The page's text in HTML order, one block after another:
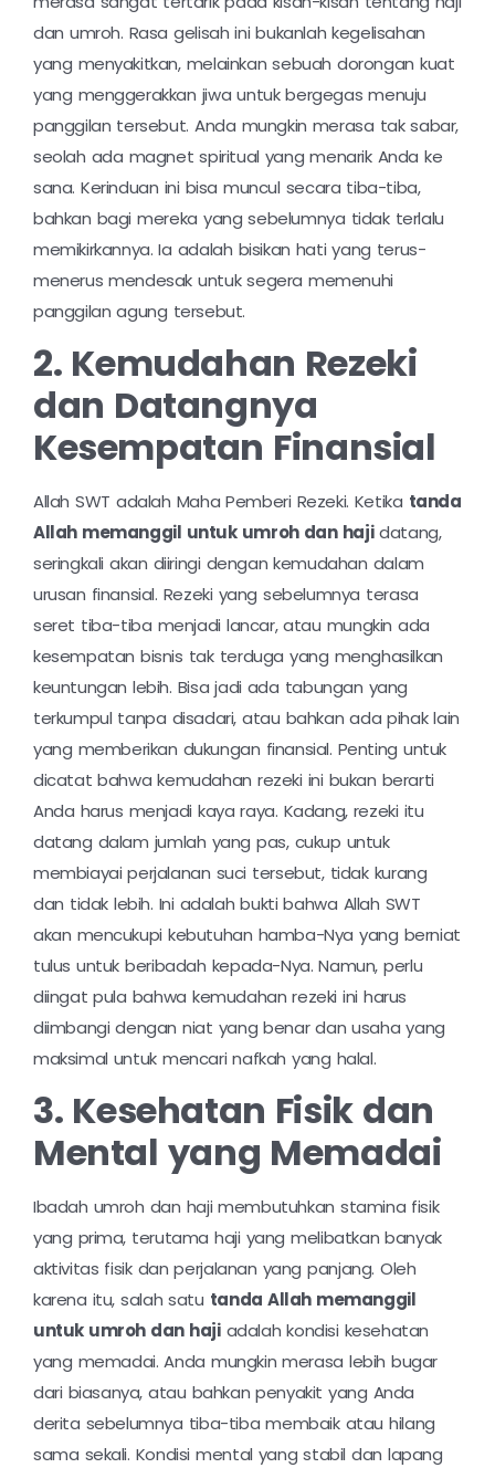
dan umroh. Rasa gelisah ini bukanlah kegelisahan
yang menyakitkan, melainkan sebuah dorongan kuat
yang menggerakkan jiwa untuk bergegas menuju
panggilan tersebut. Anda mungkin merasa tak sabar,
seolah ada magnet spiritual yang menarik Anda ke
sana. Kerinduan ini bisa muncul secara tiba-tiba,
bahkan bagi mereka yang sebelumnya tidak terlalu
memikirkannya. Ia adalah bisikan hati yang terus-
menerus mendesak untuk segera memenuhi
panggilan agung tersebut.
2. Kemudahan Rezeki
dan Datangnya
Kesempatan Finansial
Allah SWT adalah Maha Pemberi Rezeki. Ketika tanda
Allah memanggil untuk umroh dan hajidatang,
seringkali akan diiringi dengan kemudahan dalam
urusan finansial. Rezeki yang sebelumnya terasa
seret tiba-tiba menjadi lancar, atau mungkin ada
kesempatan bisnis tak terduga yang menghasilkan
keuntungan lebih. Bisa jadi ada tabungan yang
terkumpul tanpa disadari, atau bahkan ada pihak lain
yang memberikan dukungan finansial. Penting untuk
dicatat bahwa kemudahan rezeki ini bukan berarti
Anda harus menjadi kaya raya. Kadang, rezeki itu
datang dalam jumlah yang pas, cukup untuk
membiayai perjalanan suci tersebut, tidak kurang
dan tidak lebih. Ini adalah bukti bahwa Allah SWT
akan mencukupi kebutuhan hamba-Nya yang berniat
tulus untuk beribadah kepada-Nya. Namun, perlu
diingat pula bahwa kemudahan rezeki ini harus
diimbangi dengan niat yang benar dan usaha yang
maksimal untuk mencari nafkah yang halal.
3. Kesehatan Fisik dan
Mental yang Memadai
Ibadah umroh dan haji membutuhkan stamina fisik
yang prima, terutama haji yang melibatkan banyak
aktivitas fisik dan perjalanan yang panjang. Oleh
karena itu, salah satu tanda Allah memanggil
untuk umroh dan hajiadalah kondisi kesehatan
yang memadai. Anda mungkin merasa lebih bugar
dari biasanya, atau bahkan penyakit yang Anda
derita sebelumnya tiba-tiba membaik atau hilang
sama sekali. Kondisi mental yang stabil dan lapang